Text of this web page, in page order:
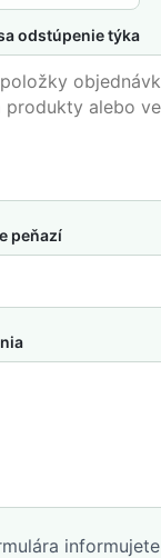
odstúpenie týka
peňazí
informujete